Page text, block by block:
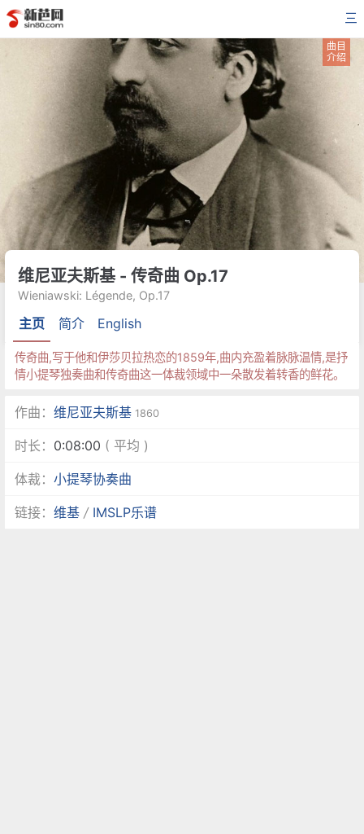
三
曲目
介绍
维尼亚夫斯基 - 传奇曲 Op.17
Wieniawski: Légende, Op.17
主页 简介 English
传奇曲,写于他和伊莎贝拉热恋的1859年,曲内充盈着脉脉温情,是抒
情小提琴独奏曲和传奇曲这一体裁领域中一朵散发着转香的鲜花。
作曲：维尼亚夫斯基 1860
时长： 0:08:00 ( 平均 )
体裁：小提琴协奏曲
链接：维基 / IMSLP乐谱